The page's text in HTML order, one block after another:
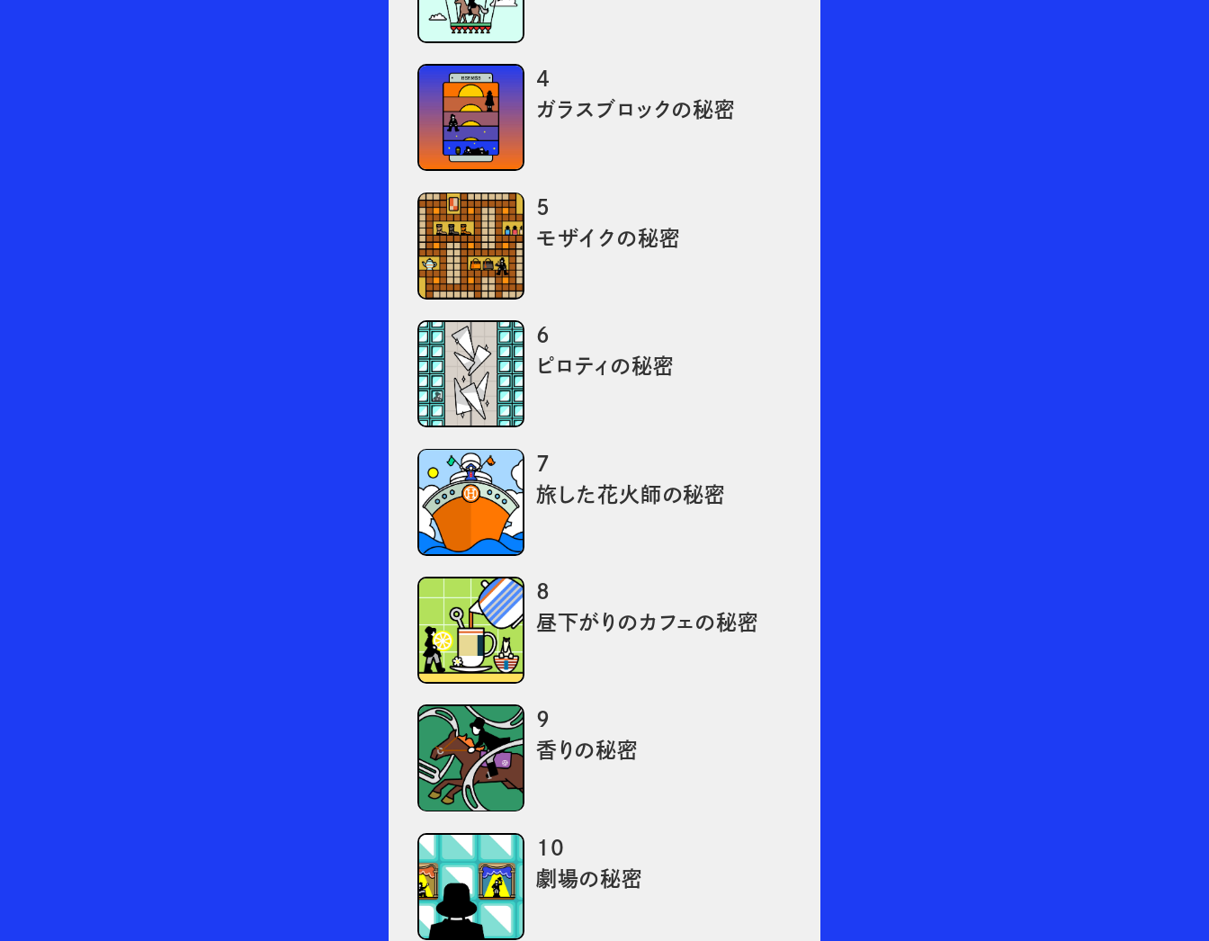
4
ガラスブロックの秘密
5
モザイクの秘密
6
ピロティの秘密
7
旅した花火師の秘密
8
昼下がりのカフェの秘密
9
香りの秘密
10
劇場の秘密